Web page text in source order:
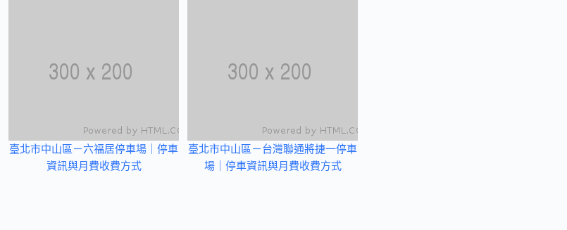
臺北市中山區－六福居停車場｜停車
資訊與月費收費方式
臺北市中山區－台灣聯通將捷一停車
場｜停車資訊與月費收費方式